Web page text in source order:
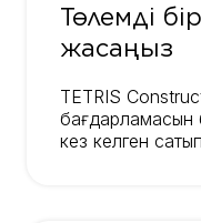
Төлемді
жасаңыз
TETRIS
бағдарламасын
кез келген